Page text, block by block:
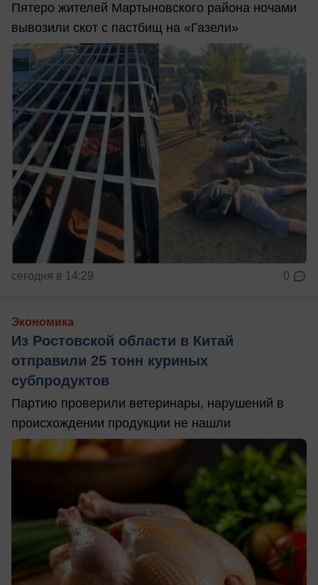
Пятеро жителей Мартыновского района ночами
вывозили скот с пастбищ на «Газели»
сегодня в 14:29 0
Экономика
Из Ростовской области в Китай
отправили 25 тонн куриных
субпродуктов
Партию проверили ветеринары, нарушений в
происхождении продукции не нашли